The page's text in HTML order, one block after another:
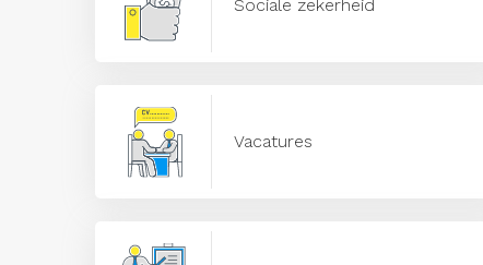
Sociale zekerheid
Vacatures